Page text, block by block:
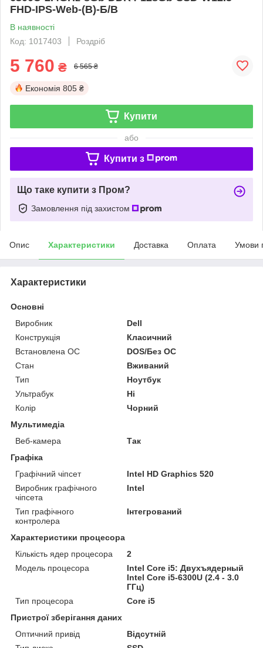
FHD-IPS-Web-(B)-Б/В
В наявності
Код: 1017403
Роздріб
5 760 ₴ 6 565 ₴
Економія 805 ₴
Купити
або
Купити з
Що таке купити з Пром?
Замовлення під захистом
Опис Характеристики Доставка Оплата Умови
Характеристики
Основні
Виробник
Dell
Конструкція
Класичний
Встановлена ОС
DOS/Без ОС
Стан
Вживаний
Тип
Ноутбук
Ультрабук
Ні
Колір
Чорний
Мультимедіа
Веб-камера
Так
Графіка
Графічний чіпсет
Intel HD Graphics 520
Виробник графічного
чіпсета
Intel
Тип графічного
контролера
Інтегрований
Характеристики процесора
Кількість ядер процесора
2
Модель процесора
Intel Core i5: Двухъядерный
Intel Core i5-6300U (2.4 - 3.0
ГГц)
Тип процесора
Core i5
Пристрої зберігання даних
Оптичний привід
Відсутній